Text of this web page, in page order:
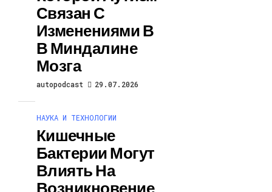
Связан С
Изменениями В
В Миндалине
Мозга
autopodcast 29.07.2026
НАУКА И ТЕХНОЛОГИИ
Кишечные
Бактерии Могут
Влиять На
Возникновение